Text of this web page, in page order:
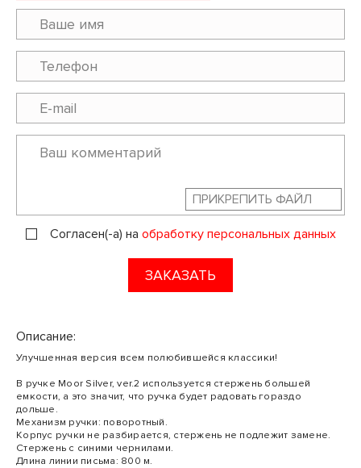
ПРИКРЕПИТЬ ФАЙЛ
Согласен(-а) на обработку персональных данных
ЗАКАЗАТЬ
Описание:
Улучшенная версия всем полюбившейся классики!
В ручке Moor Silver, ver.2 используется стержень большей
емкости, а это значит, что ручка будет радовать гораздо
дольше.
Механизм ручки: поворотный.
Корпус ручки не разбирается, стержень не подлежит замене.
Стержень с синими чернилами.
Длина линии письма: 800 м.